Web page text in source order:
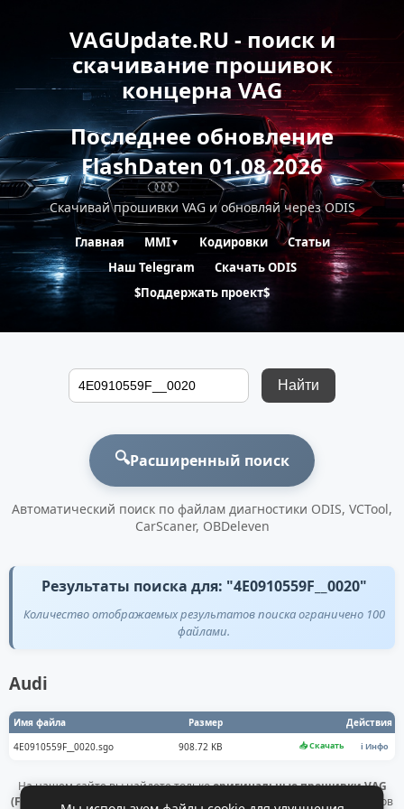
VAGUpdate.RU - поиск и
скачивание прошивок
концерна VAG
Последнее обновление
FlashDaten 01.08.2026
Скачивай прошивки VAG и обновляй через ODIS
Главная MMI▼ Кодировки
Статьи
Наш Telegram
Скачать ODIS
$Поддержать проект$
Найти
🔍Расширенный поиск
Автоматический поиск по файлам диагностики ODIS, VCTool,
CarScaner, OBDeleven
Результаты поиска для: "4E0910559F__0020"
Количество отображаемых результатов поиска ограничено 100
файлами.
Audi
Имя файла Размер
Действия
4E0910559F__0020.sgo
908.72 KB 📥 Скачать ℹ️ Инфо
На нашем сайте вы найдете толькооригинальные прошивки VAG
(Flashdaten)
. Все файлы получены напрямую с официальных серверов